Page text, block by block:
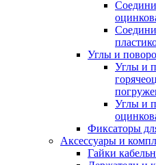
Углы и
Углы и
Углы и
Фиксаторы
Аксессуары и
Гайки